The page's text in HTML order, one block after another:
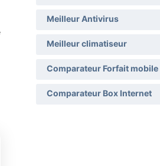
Meilleur Antivirus
Meilleur climatiseur
Comparateur Forfait mobile
Comparateur Box Internet